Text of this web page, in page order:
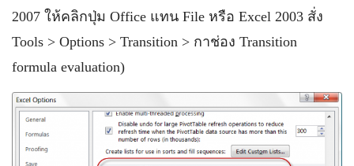
2007 ให้คลิกปุ่ม Office แทน File หรือ Excel 2003 สั่ง
Tools > Options > Transition > กาช่อง Transition
formula evaluation)